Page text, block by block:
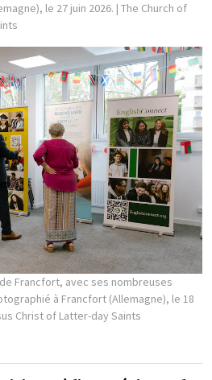
le 27 juin 2026. | The Church of
Francfort, avec ses nombreuses
à Francfort (Allemagne), le 18
Christ of Latter-day Saints